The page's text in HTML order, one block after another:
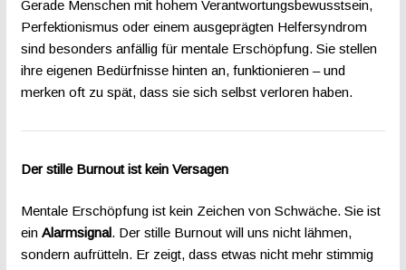
Gerade Menschen mit hohem Verantwortungsbewusstsein,
Perfektionismus oder einem ausgeprägten Helfersyndrom
sind besonders anfällig für mentale Erschöpfung. Sie stellen
ihre eigenen Bedürfnisse hinten an, funktionieren – und
merken oft zu spät, dass sie sich selbst verloren haben.
Der stille Burnout ist kein Versagen
Mentale Erschöpfung ist kein Zeichen von Schwäche. Sie ist
ein Alarmsignal. Der stille Burnout will uns nicht lähmen,
sondern aufrütteln. Er zeigt, dass etwas nicht mehr stimmig